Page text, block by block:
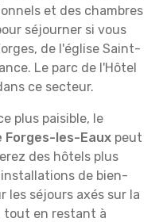
et des chambres
séjourner si vous
de l'église Saint-
Le parc de l'Hôtel
ce secteur.
plus paisible, le
Forges-les-Eaux peut
des hôtels plus
de bien-
les séjours axés sur la
tout en restant à